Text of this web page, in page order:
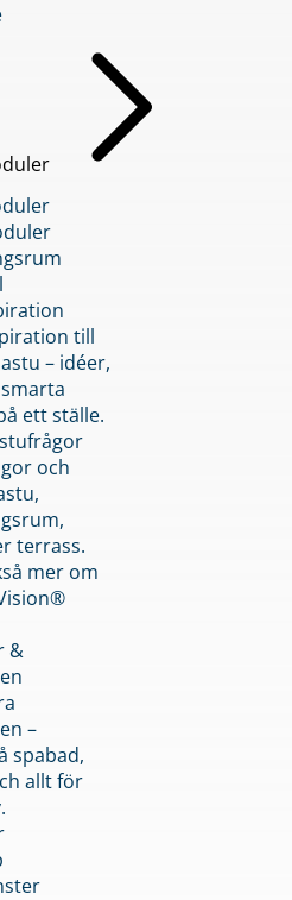
till
– idéer,
ett ställe.
och
terrass.
mer om
&
–
spabad,
allt för